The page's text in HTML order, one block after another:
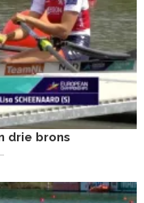
drie brons